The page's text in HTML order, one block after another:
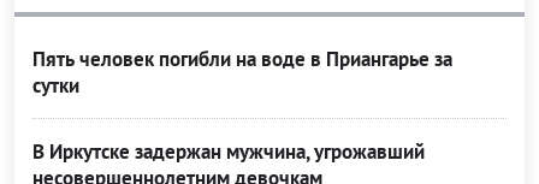
Пять человек погибли на воде в Приангарье за
сутки
В Иркутске задержан мужчина, угрожавший
несовершеннолетним девочкам